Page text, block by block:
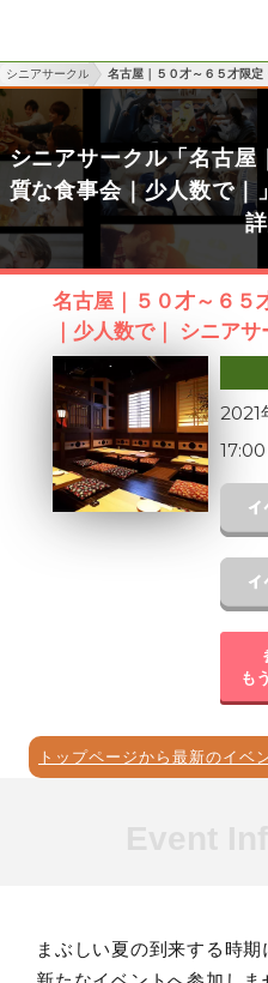
シニアサークル 名古屋｜５０才～６５才限定
シニアサークル「名古屋
質な食事会｜少人数で｜
名古屋｜５０才～６５
｜少人数で｜ シニア
2021
17:00
も
トップページから最新のイ
まぶしい夏の到来する時期